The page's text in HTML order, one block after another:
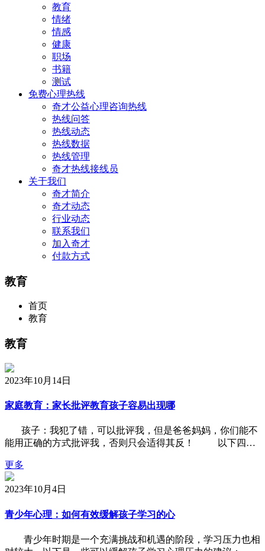
教育
情绪
情感
健康
职场
书籍
测试
免费心理热线
奇才公益心理咨询热线
热线问答
热线动态
热线数据
热线管理
奇才热线接线员
关于我们
奇才简介
奇才动态
行业动态
联系我们
加入奇才
付款方式
教育
首页
教育
教育
2023年10月14日
家庭教育：家长批评教育孩子容易出现哪
孩子：我犯了错，可以批评我，但是爸爸妈妈，你们能不
能用正确的方式批评我，否则只会适得其反！ 以下四…
更多
2023年10月4日
青少年心理：如何有效缓解孩子学习的心
青少年时期是一个充满挑战和机遇的阶段，学习压力也相